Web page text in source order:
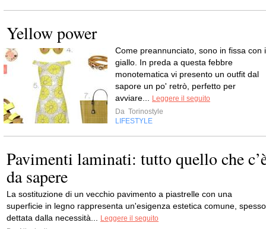
Yellow power
Come preannunciato, sono in fissa con
giallo. In preda a questa febbre
monotematica vi presento un outfit dal
sapore un po' retrò, perfetto per
avviare...
Leggere il seguito
Da Torinostyle
LIFESTYLE
Pavimenti laminati: tutto quello che
da sapere
La sostituzione di un vecchio pavimento a piastrelle con una
superficie in legno rappresenta un'esigenza estetica comune, spesso
dettata dalla necessità...
Leggere il seguito